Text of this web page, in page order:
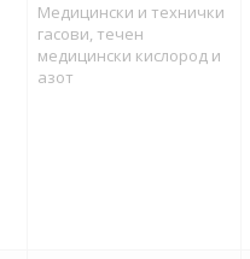
Медицински и технички
гасови, течен
медицински кислород и
азот